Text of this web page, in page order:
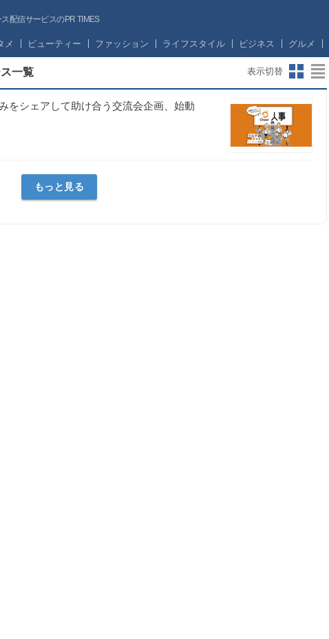
配信サービスのPR TIMES
メ ビューティー ファッション ライフスタイル ビジネス グルメ
一覧 表示切替
をシェアして助け合う交流会企画、始動
もっと見る